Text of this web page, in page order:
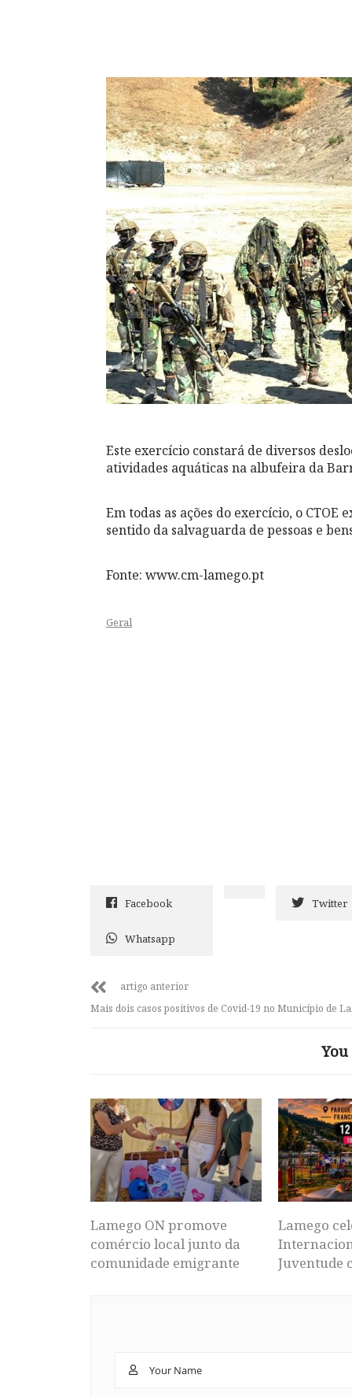
Este exercício constará de diversos
atividades aquáticas na albufeira da
Em todas as ações do exercício, o
sentido da salvaguarda de pessoas e
Fonte: www.cm-lamego.pt
Geral
Facebook Twitter
Whatsapp
artigo anterior
Mais dois casos positivos de Covid-19 no Município de
Lamego ON promove
comércio local junto da
comunidade emigrante
Lamego
Juventude